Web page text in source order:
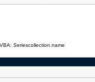
Seriescollection.name